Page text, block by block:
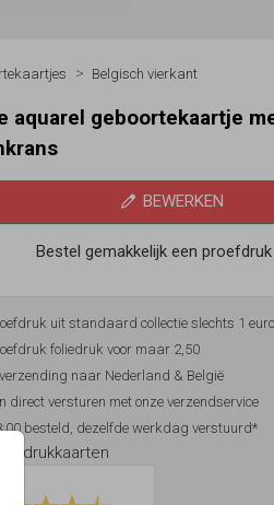
Belgisch vierkant
aquarel geboortekaartje
BEWERKEN
Bestel gemakkelijk een
uit standaard collectie slechts 1 euro
foliedruk voor maar 2,50
naar Nederland & België
direct versturen met onze verzendservice
besteld, dezelfde werkdag verstuurd*